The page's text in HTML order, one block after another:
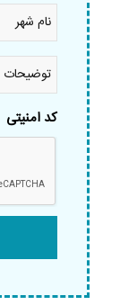
نام
شهر *
توضیحات
کد امنیتی